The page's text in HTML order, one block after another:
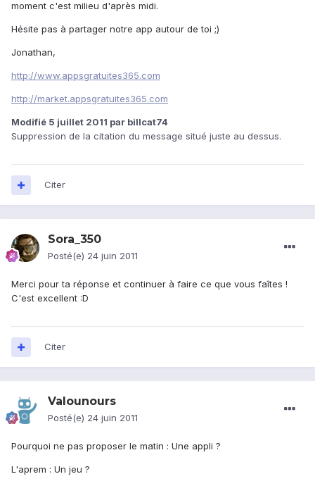
moment c'est milieu d'après midi.
Hésite pas à partager notre app autour de toi ;)
Jonathan,
http://www.appsgratuites365.com
http://market.appsgratuites365.com
Modifié 5 juillet 2011 par billcat74
Suppression de la citation du message situé juste au dessus.
Citer
Sora_350
Posté(e) 24 juin 2011
Merci pour ta réponse et continuer à faire ce que vous faîtes !
C'est excellent :D
Citer
Valounours
Posté(e) 24 juin 2011
Pourquoi ne pas proposer le matin : Une appli ?
L'aprem : Un jeu ?